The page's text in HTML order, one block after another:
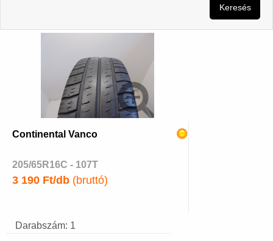
Keresés
Continental Vanco
205/65R16C - 107T
3 190 Ft/db (bruttó)
Darabszám: 1